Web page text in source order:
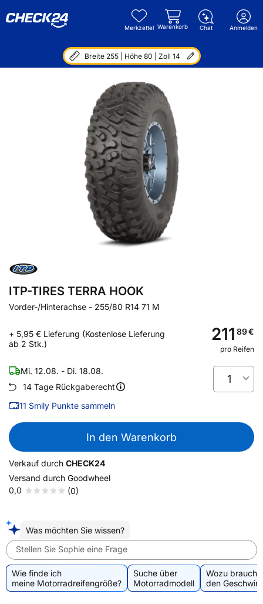
Merkzettel Warenkorb Chat Anmelden
Breite 255 | Höhe 80 | Zoll 14
ITP-TIRES TERRA HOOK
Vorder-/Hinterachse - 255/80 R14 71 M
+ 5,95 € Lieferung (Kostenlose Lieferung
ab 2 Stk.)
211 89€
pro Reifen
Mi. 12.08. - Di. 18.08.
14 Tage Rückgaberecht
11 Smily Punkte sammeln
1
In den Warenkorb
Verkauf durch CHECK24
Versand durch Goodwheel
0,0
(0)
Was möchten Sie wissen?
Stellen Sie Sophie eine Frage
Wie finde ich
meine Motorradreifengröße?
Suche über
Motorradmodell
Wozu
den